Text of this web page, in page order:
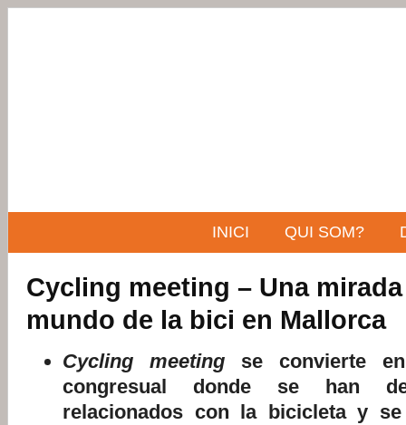
INICI QUI SOM?
Cycling meeting – Una
mundo de la bici en Mallorca
Cycling meeting se convierte
congresual donde se han
relacionados con la bicicleta y